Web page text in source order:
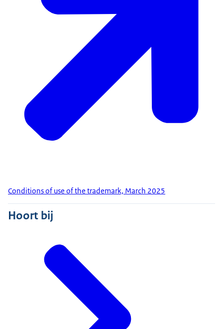
Conditions of use of the trademark, March 2025
Hoort bij